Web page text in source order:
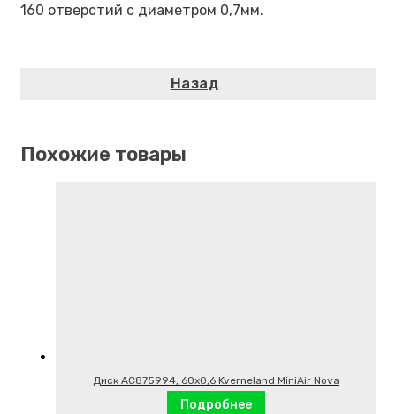
160 отверстий с диаметром 0,7мм.
Похожие товары
Диск AC875994, 60х0,6 Kverneland MiniAir Nova
Подробнее